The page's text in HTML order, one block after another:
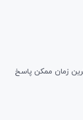
زمان ممکن پاسخ